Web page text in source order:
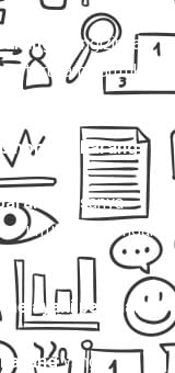
mengizinkan
terutama untuk
Ajibarang
biasanya
untuk rombongan
perjalanan
yang